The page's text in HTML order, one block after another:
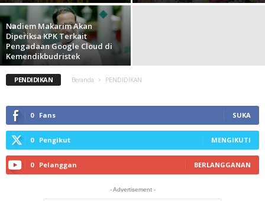
Nadiem Makarim Akan
Diperiksa KPK Terkait
Pengadaan Google Cloud di
Kemendikbudristek
PENDIDIKAN Beranda PENDIDIKAN
0 Fans SUKA
0 Pengikut MENGIKUTI
0 Pelanggan BERLANGGANAN
- Advertisement -